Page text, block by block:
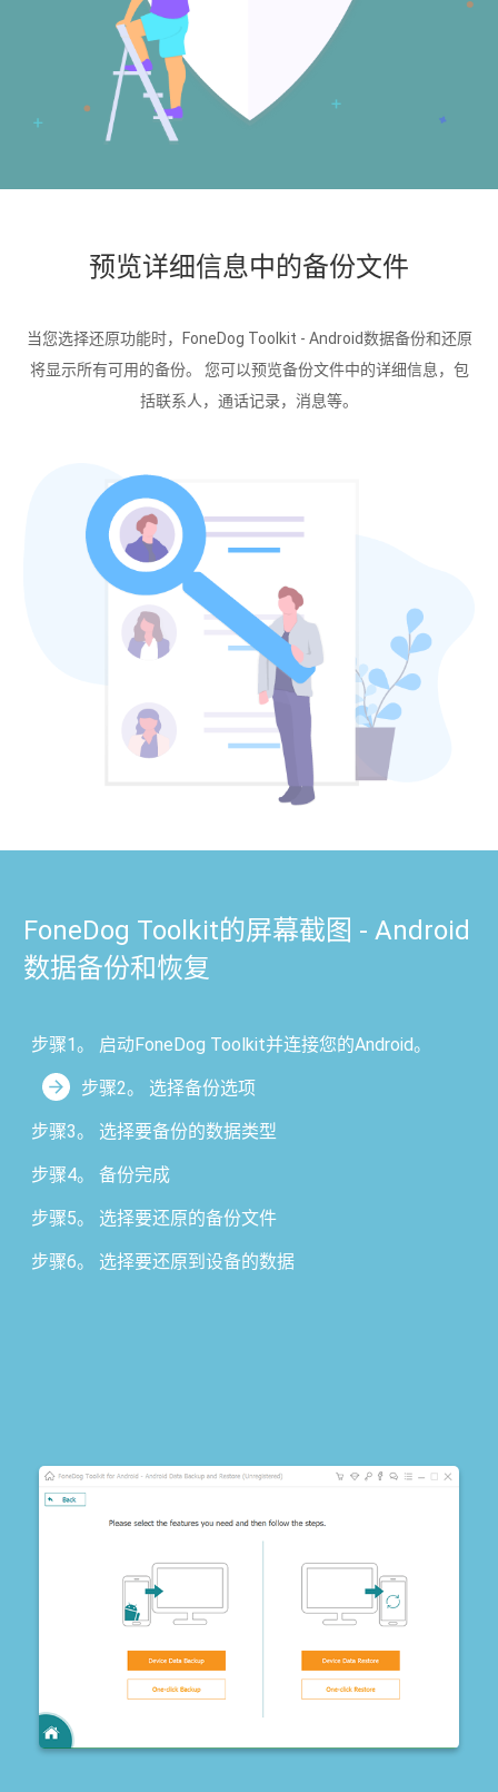
预览详细信息中的备份文件
当您选择还原功能时，FoneDog Toolkit - Android数据备份和还原
将显示所有可用的备份。 您可以预览备份文件中的详细信息，包
括联系人，通话记录，消息等。
FoneDog Toolkit的屏幕截图 - Android
数据备份和恢复
步骤1。 启动FoneDog Toolkit并连接您的Android。
步骤2。 选择备份选项
步骤3。 选择要备份的数据类型
步骤4。 备份完成
步骤5。 选择要还原的备份文件
步骤6。 选择要还原到设备的数据